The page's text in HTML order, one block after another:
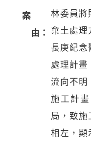
案
由：
林委員將
棄土處理
長庚紀念
處理計畫
流向不明
施工計
局，致施
相左，顯